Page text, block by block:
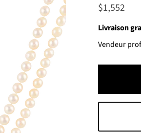
Actuel
$1,552
Livraison
Vendeur